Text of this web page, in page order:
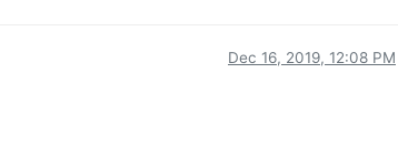
Dec 16, 2019, 12:08 PM